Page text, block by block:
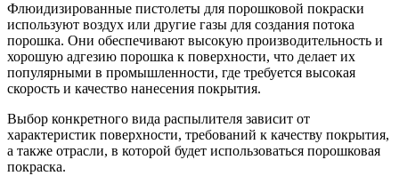
Флюидизированные пистолеты для порошковой покраски
используют воздух или другие газы для создания потока
порошка. Они обеспечивают высокую производительность и
хорошую адгезию порошка к поверхности, что делает их
популярными в промышленности, где требуется высокая
скорость и качество нанесения покрытия.
Выбор конкретного вида распылителя зависит от
характеристик поверхности, требований к качеству покрытия,
а также отрасли, в которой будет использоваться порошковая
покраска.